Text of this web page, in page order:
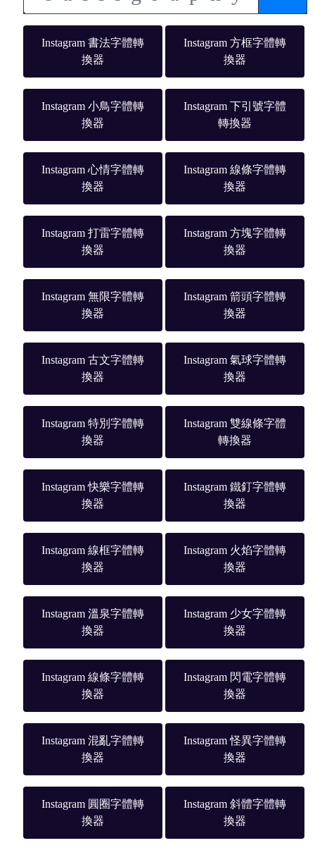
Instagram 書法字體轉
換器
Instagram 方框字體轉
換器
Instagram 小鳥字體轉
換器
Instagram 下引號字體
轉換器
Instagram 心情字體轉
換器
Instagram 線條字體轉
換器
Instagram 打雷字體轉
換器
Instagram 方塊字體轉
換器
Instagram 無限字體轉
換器
Instagram 箭頭字體轉
換器
Instagram 古文字體轉
換器
Instagram 氣球字體轉
換器
Instagram 特別字體轉
換器
Instagram 雙線條字體
轉換器
Instagram 快樂字體轉
換器
Instagram 鐵釘字體轉
換器
Instagram 線框字體轉
換器
Instagram 火焰字體轉
換器
Instagram 溫泉字體轉
換器
Instagram 少女字體轉
換器
Instagram 線條字體轉
換器
Instagram 閃電字體轉
換器
Instagram 混亂字體轉
換器
Instagram 怪異字體轉
換器
Instagram 圓圈字體轉
換器
Instagram 斜體字體轉
換器